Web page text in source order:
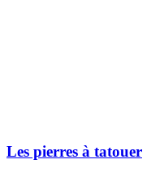
Les pierres à tatouer